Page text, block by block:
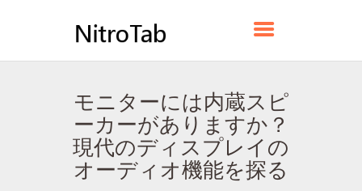
モニターには内蔵スピ
ーカーがありますか？
現代のディスプレイの
オーディオ機能を探る
NITROTAB
ホーム
HUBGLIDEについて
お問い合わせ
プライバシーポリシー